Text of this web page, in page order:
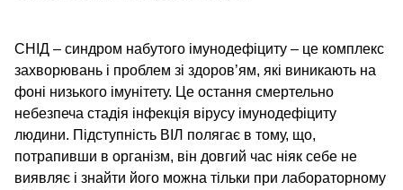
СНІД – синдром набутого імунодефіциту – це комплекс
захворювань і проблем зі здоров’ям, які виникають на
фоні низького імунітету. Це остання смертельно
небезпеча стадія інфекція вірусу імунодефіциту
людини. Підступність ВІЛ полягає в тому, що,
потрапивши в організм, він довгий час ніяк себе не
виявляє і знайти його можна тільки при лабораторному